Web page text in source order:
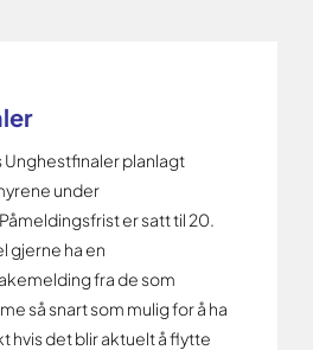
Unghestfinaler planlagt
under
er satt til 20.
gjerne ha en
fra de som
så snart som mulig for å ha
hvis det blir aktuelt å flytte